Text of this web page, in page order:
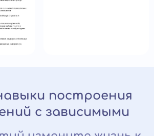
построения
с зависимыми